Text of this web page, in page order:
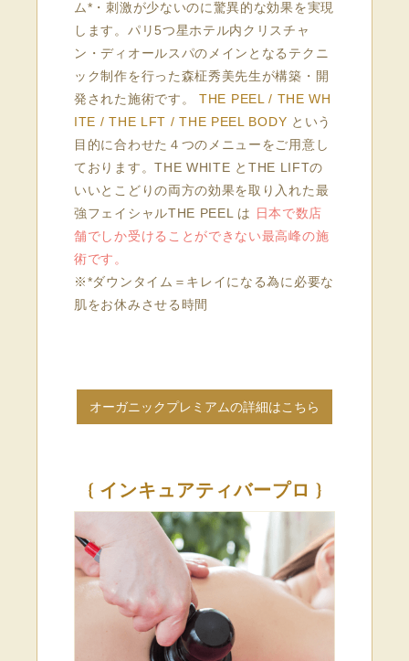
ム*・刺激が少ないのに驚異的な効果を実現
します。パリ5つ星ホテル内クリスチャ
ン・ディオールスパのメインとなるテクニ
ック制作を行った森柾秀美先生が構築・開
発された施術です。 THE PEEL / THE WH
ITE / THE LFT / THE PEEL BODY という
目的に合わせた４つのメニューをご用意し
ております。THE WHITE とTHE LIFTの
いいとこどりの両方の効果を取り入れた最
強フェイシャルTHE PEEL は 日本で数店
舗でしか受けることができない最高峰の施
術です。
※*ダウンタイム＝キレイになる為に必要な
肌をお休みさせる時間
オーガニックプレミアムの詳細はこちら
{ インキュアティバープロ }